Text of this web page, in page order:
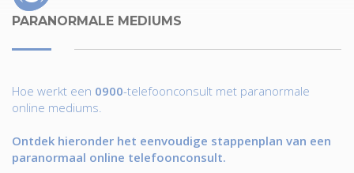
PARANORMALE MEDIUMS
Hoe werkt een 0900-telefoonconsult met paranormale
online mediums.
Ontdek hieronder het eenvoudige stappenplan van een
paranormaal online telefoonconsult.